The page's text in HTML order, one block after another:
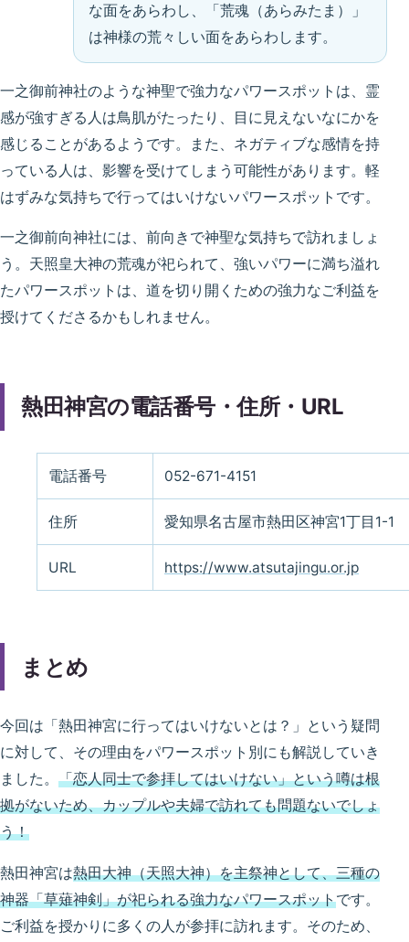
な面をあらわし、「荒魂（あらみたま）」
は神様の荒々しい面をあらわします。
一之御前神社のような神聖で強力なパワースポットは、霊
感が強すぎる人は鳥肌がたったり、目に見えないなにかを
感じることがあるようです。また、ネガティブな感情を持
っている人は、影響を受けてしまう可能性があります。軽
はずみな気持ちで行ってはいけないパワースポットです。
一之御前向神社には、前向きで神聖な気持ちで訪れましょ
う。天照皇大神の荒魂が祀られて、強いパワーに満ち溢れ
たパワースポットは、道を切り開くための強力なご利益を
授けてくださるかもしれません。
熱田神宮の電話番号・住所・URL
電話番号 052-671-4151
住所 愛知県名古屋市熱田区神宮1丁目1-1
URL https://www.atsutajingu.or.jp
まとめ
今回は「熱田神宮に行ってはいけないとは？」という疑問
に対して、その理由をパワースポット別にも解説していき
ました。 「恋人同士で参拝してはいけない」という噂は根
拠がないため、カップルや夫婦で訪れても問題ないでしょ
う！
熱田神宮は熱田大神（天照大神）を主祭神として、三種の
神器「草薙神剣」が祀られる強力なパワースポットです。
ご利益を授かりに多くの人が参拝に訪れます。そのため、